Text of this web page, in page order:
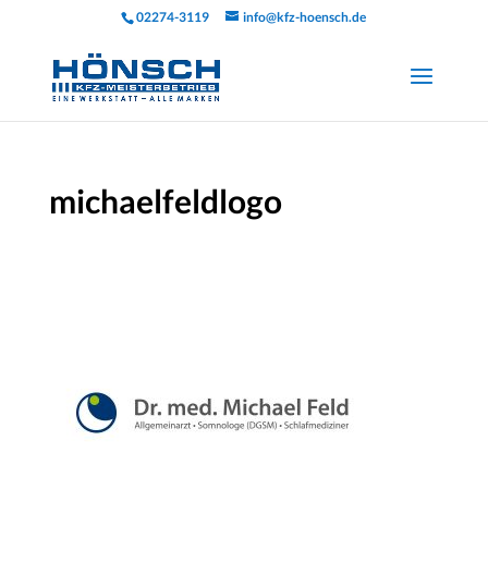
02274-3119 info@kfz-hoensch.de
michaelfeldlogo